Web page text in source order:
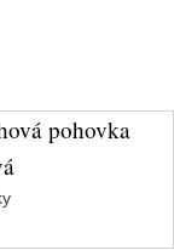
pohovka